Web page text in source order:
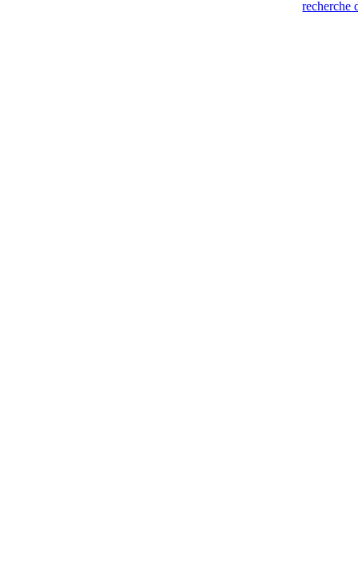
recherche